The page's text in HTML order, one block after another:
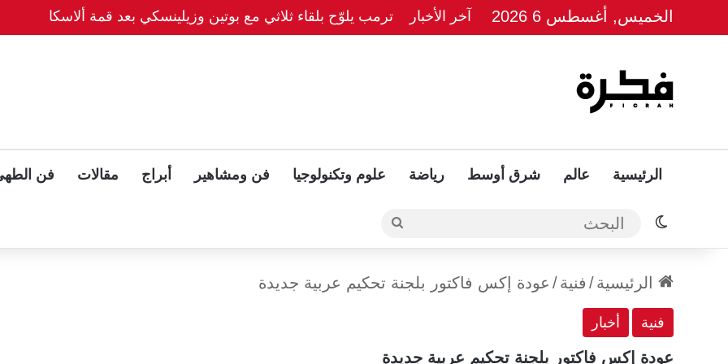
الخميس, أغسطس 6 2026 آخر الأخبار ترمب يلوّح بلقاء ثلاثي مع بوتين وزيلينسكي بعد قمة ألاسكا
الرئيسية عالم شرق أوسط رياضة علوم وتكنولوجيا فن ومشاهير أبراج مقالات فن
الوضع المظلم البحث
الرئيسية/ فنية/ عودة إكس فاكتور بلجنة تحكيم عربية جديدة
فنية أخبار
عودة إكس فاكتور بلجنة تحكيم عربية جديدة